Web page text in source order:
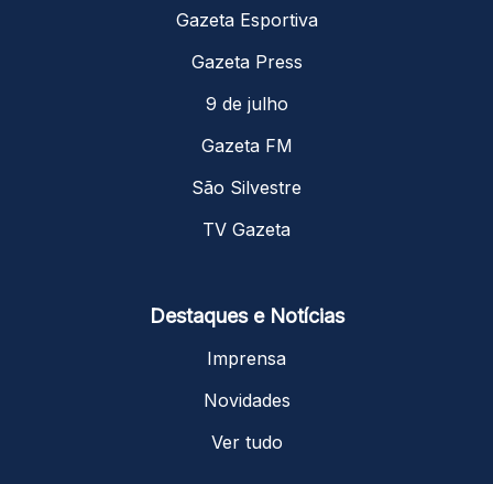
Gazeta Esportiva
Gazeta Press
9 de julho
Gazeta FM
São Silvestre
TV Gazeta
Destaques e Notícias
Imprensa
Novidades
Ver tudo